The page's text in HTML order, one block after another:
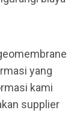
yang
kami
supplier